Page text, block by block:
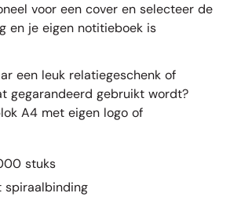
voor een cover en selecteer de
en je eigen notitieboek is
een leuk relatiegeschenk of
gegarandeerd gebruikt wordt?
A4 met eigen logo of
stuks
spiraalbinding